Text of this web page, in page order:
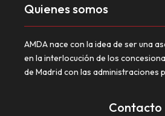
Quienes somos
AMDA nace con la idea de ser una
en la interlocución de los
de Madrid con las administraciones
Contacto